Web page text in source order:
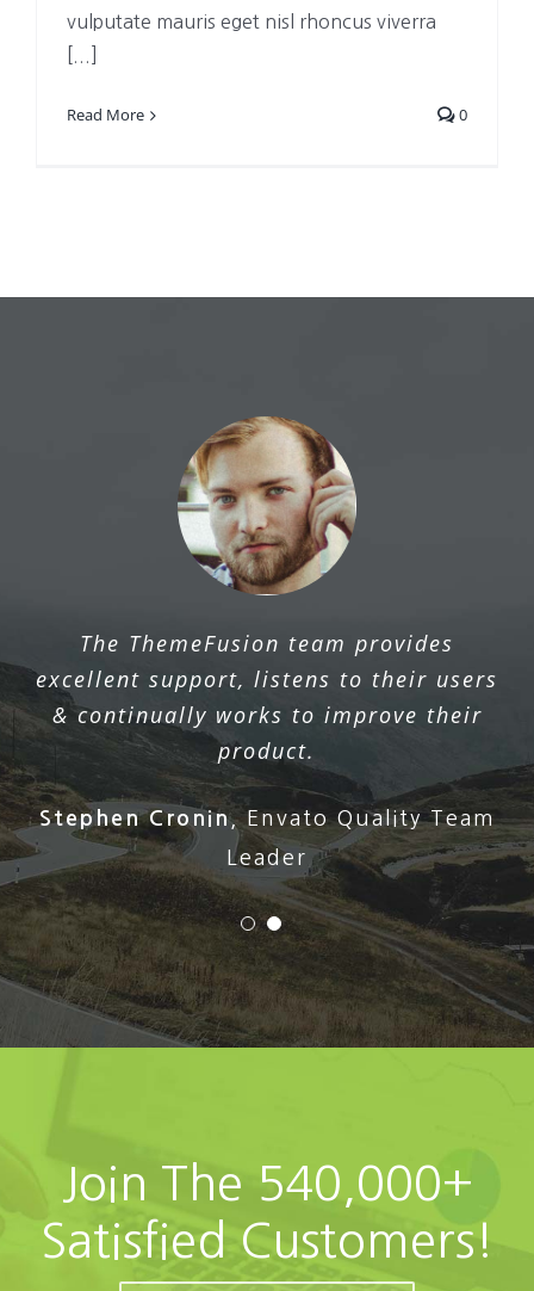
vulputate mauris eget nisl rhoncus viverra
Read More 0
The ThemeFusion team provides
excellent support, listens to their users
& continually works to improve their
product.
Stephen Cronin,Envato Quality Team
Leader
Join The 540,000+
Satisfied Customers!